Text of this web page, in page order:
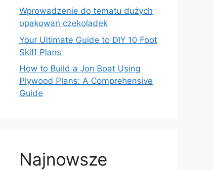
Wprowadzenie do tematu dużych
opakowań czekoladek
Your Ultimate Guide to DIY 10 Foot
Skiff Plans
How to Build a Jon Boat Using
Plywood Plans: A Comprehensive
Guide
Najnowsze